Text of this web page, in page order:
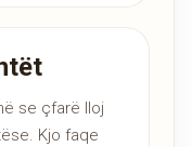
se çfarë lloj
Kjo faqe